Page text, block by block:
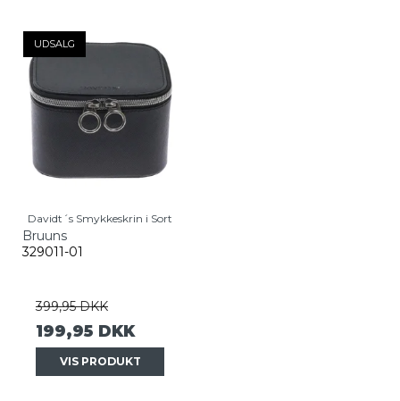
UDSALG
Davidt´s Smykkeskrin i Sort
Bruuns
329011-01
399,95 DKK
199,95 DKK
VIS PRODUKT